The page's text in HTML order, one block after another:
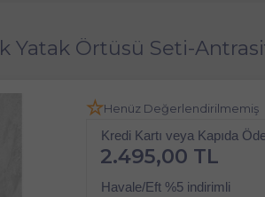
Yatak Örtüsü Seti-
Henüz Değerlendirilmemiş
Kredi Kartı veya Kapıda
2.495,00 TL
Havale/Eft %5 indirimli